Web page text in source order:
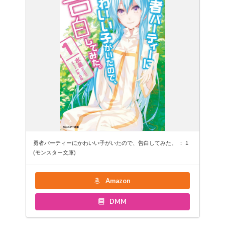
勇者パーティーにかわいい子がいたので、告白してみた。 ： 1
(モンスター文庫)
Amazon
DMM